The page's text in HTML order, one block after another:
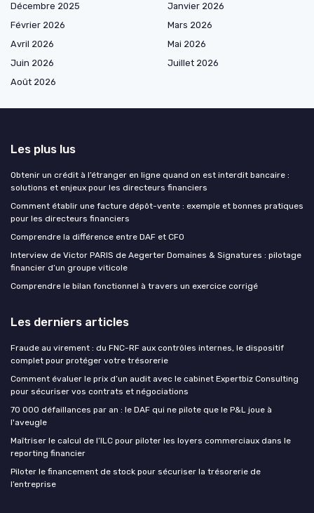
Décembre 2025
Janvier 2026
Février 2026
Mars 2026
Avril 2026
Mai 2026
Juin 2026
Juillet 2026
Août 2026
Les plus lus
Obtenir un crédit à l’étranger en ligne quand on est interdit bancaire :
solutions et enjeux pour les directeurs financiers
Comment établir une facture dépôt-vente : exemple et bonnes pratiques
pour les directeurs financiers
Comprendre la différence entre DAF et CFO
Interview de Victor PARIS de Aegerter Domaines & Signatures : pilotage
financier d’un groupe viticole
Comprendre le bilan fonctionnel à travers un exercice corrigé
Les derniers articles
Fraude au virement : du FNC-RF aux contrôles internes, le dispositif
complet pour protéger votre trésorerie
Comment évaluer le prix d’un audit avec le cabinet Expertbiz Consulting
pour sécuriser vos contrats et négociations
70 000 défaillances par an : le DAF qui ne pilote que le P&L joue à
l'aveugle
Maîtriser le calcul de l’ILC pour piloter les loyers commerciaux dans le
reporting financier
Piloter le financement de stock pour sécuriser la trésorerie de
l’entreprise